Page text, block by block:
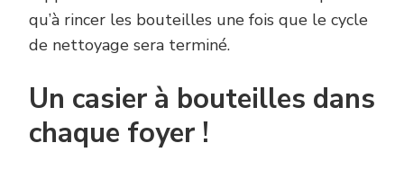
qu’à rincer les bouteilles une fois que le cycle
de nettoyage sera terminé.
Un casier à bouteilles dans
chaque foyer !